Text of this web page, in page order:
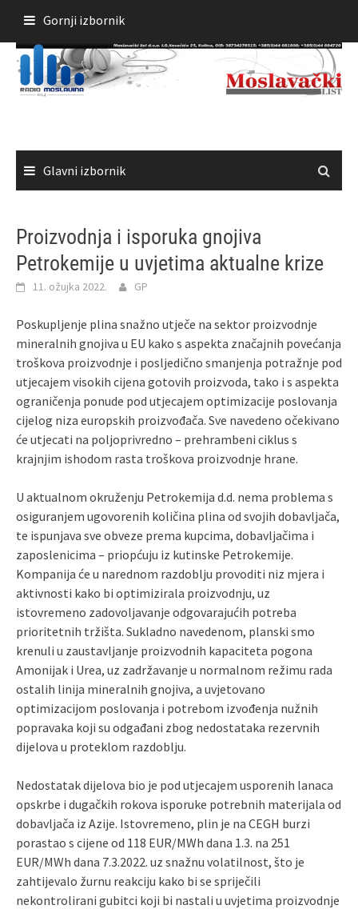
sadržaja
Gornji izbornik
Glavni izbornik
Proizvodnja i isporuka gnojiva
Petrokemije u uvjetima aktualne krize
11. ožujka 2022. GP
Poskupljenje plina snažno utječe na sektor proizvodnje
mineralnih gnojiva u EU kako s aspekta značajnih povećanja
troškova proizvodnje i posljedično smanjenja potražnje pod
utjecajem visokih cijena gotovih proizvoda, tako i s aspekta
ograničenja ponude pod utjecajem optimizacije poslovanja
cijelog niza europskih proizvođača. Sve navedeno očekivano
će utjecati na poljoprivredno – prehrambeni ciklus s
krajnjim ishodom rasta troškova proizvodnje hrane.
U aktualnom okruženju Petrokemija d.d. nema problema s
osiguranjem ugovorenih količina plina od svojih dobavljača,
te ispunjava sve obveze prema kupcima, dobavljačima i
zaposlenicima – priopćuju iz kutinske Petrokemije.
Kompanija će u narednom razdoblju provoditi niz mjera i
aktivnosti kako bi optimizirala proizvodnju, uz
istovremeno zadovoljavanje odgovarajućih potreba
prioritetnih tržišta. Sukladno navedenom, planski smo
krenuli u zaustavljanje proizvodnih kapaciteta pogona
Amonijak i Urea, uz zadržavanje u normalnom režimu rada
ostalih linija mineralnih gnojiva, a uvjetovano
optimizacijom poslovanja i potrebom izvođenja nužnih
popravaka koji su odgađani zbog nedostataka rezervnih
dijelova u proteklom razdoblju.
Nedostatak dijelova bio je pod utjecajem usporenih lanaca
opskrbe i dugačkih rokova isporuke potrebnih materijala od
dobavljača iz Azije. Istovremeno, plin je na CEGH burzi
porastao s cijene od 118 EUR/MWh dana 1.3. na 251
EUR/MWh dana 7.3.2022. uz snažnu volatilnost, što je
zahtijevalo žurnu reakciju kako bi se spriječili
nekontrolirani gubitci koji bi nastali u uvjetima proizvodnje